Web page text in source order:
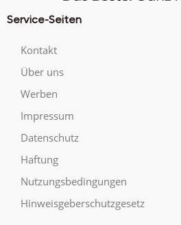
Service-Seiten
Kontakt
Über uns
Werben
Impressum
Datenschutz
Haftung
Nutzungsbedingungen
Hinweisgeberschutzgesetz